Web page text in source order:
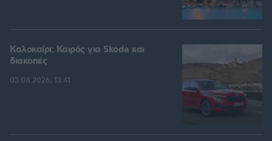
Καλοκαίρι: Καιρός για Skoda και
διακοπές
03.08.2026, 13:41